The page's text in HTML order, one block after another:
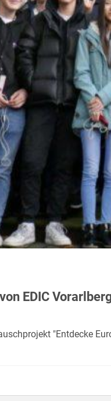
EDIC
"Entdecke